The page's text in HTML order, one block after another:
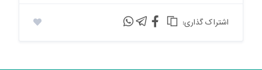
:اشتراک گذاری